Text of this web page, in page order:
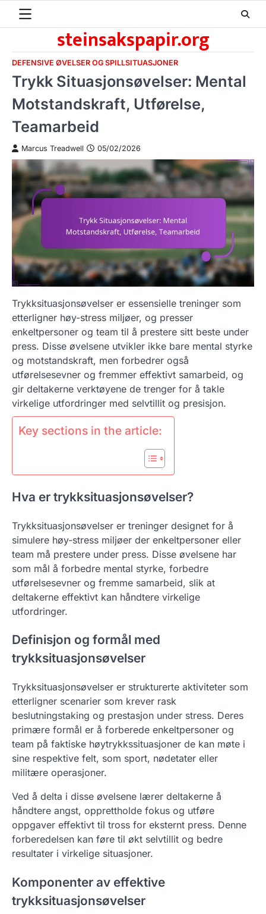
steinsakspapir.org
DEFENSIVE ØVELSER OG SPILLSITUASJONER
Trykk Situasjonsøvelser: Mental
Motstandskraft, Utførelse,
Teamarbeid
Marcus Treadwell 05/02/2026
Trykksituasjonsøvelser er essensielle treninger som
etterligner høy-stress miljøer, og presser
enkeltpersoner og team til å prestere sitt beste under
press. Disse øvelsene utvikler ikke bare mental styrke
og motstandskraft, men forbedrer også
utførelsesevner og fremmer effektivt samarbeid, og
gir deltakerne verktøyene de trenger for å takle
virkelige utfordringer med selvtillit og presisjon.
Key sections in the article:
Hva er trykksituasjonsøvelser?
Trykksituasjonsøvelser er treninger designet for å
simulere høy-stress miljøer der enkeltpersoner eller
team må prestere under press. Disse øvelsene har
som mål å forbedre mental styrke, forbedre
utførelsesevner og fremme samarbeid, slik at
deltakerne effektivt kan håndtere virkelige
utfordringer.
Definisjon og formål med
trykksituasjonsøvelser
Trykksituasjonsøvelser er strukturerte aktiviteter som
etterligner scenarier som krever rask
beslutningstaking og prestasjon under stress. Deres
primære formål er å forberede enkeltpersoner og
team på faktiske høytrykkssituasjoner de kan møte i
sine respektive felt, som sport, nødetater eller
militære operasjoner.
Ved å delta i disse øvelsene lærer deltakerne å
håndtere angst, opprettholde fokus og utføre
oppgaver effektivt til tross for eksternt press. Denne
forberedelsen kan føre til økt selvtillit og bedre
resultater i virkelige situasjoner.
Komponenter av effektive
trykksituasjonsøvelser